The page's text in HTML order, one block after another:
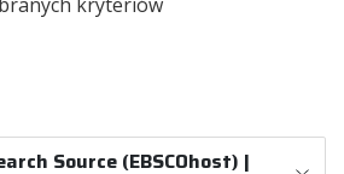
Source (EBSCOhost) |